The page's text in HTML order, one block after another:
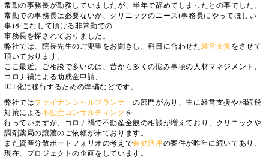
常勤の事務長が勤務していましたが、半年で辞めてしまったとの事でした。
常勤での事務長は必要ないが、クリニックのニーズ(事務長にやってほしい
事)をこなして頂ける非常勤での
事務長を探されておりました。
弊社では、院長先生のご要望をお聞きし、科目に合わせた経営支援 をさせて
頂いております。
ここ最近、ご相談で多いのは、昔から多くの悩み事項の人材マネジメント、
コロナ禍による助成金申請、
ICT化に移行するための準備などです。
弊社ではファイナンシャルプランナーの部門があり、主に経営支援や相続税
対策による不動産コンサルティングを
行っていますが、コロナ禍で不動産全般の相談が増えており、クリニックや
調剤薬局の譲渡のご依頼が来ております。
また資産分散ポートフォリオの考えで有効活用 の案件が昨年に続いてあり、
現在、プロジェクトの企画をしています。